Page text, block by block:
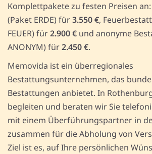
Komplettpakete zu festen Preisen
(Paket ERDE) für3.550 €,
FEUER) für2.900 € und anonyme
ANONYM) für2.450 €.
Memovida ist ein überregionales
Bestattungsunternehmen, das
Bestattungen anbietet. In
begleiten und beraten wir Sie
mit einem Überführungspartner in
zusammen für die Abholung von
Ziel ist es, auf Ihre persönlichen